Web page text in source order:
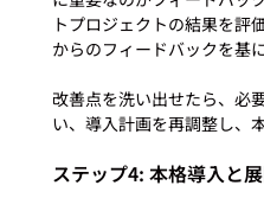
トプロジェクトの結果を評
からのフィードバックを基
改善点を洗い出せたら、必
ステップ4: 本格導入と